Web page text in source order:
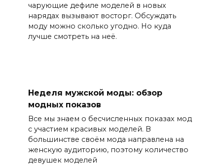
чарующие дефиле моделей в новых
нарядах вызывают восторг. Обсуждать
моду можно сколько угодно. Но куда
лучше смотреть на неё.
Неделя мужской моды: обзор
модных показов
Все мы знаем о бесчисленных показах мод
с участием красивых моделей. В
большинстве своём мода направлена на
женскую аудиторию, поэтому количество
девушек моделей